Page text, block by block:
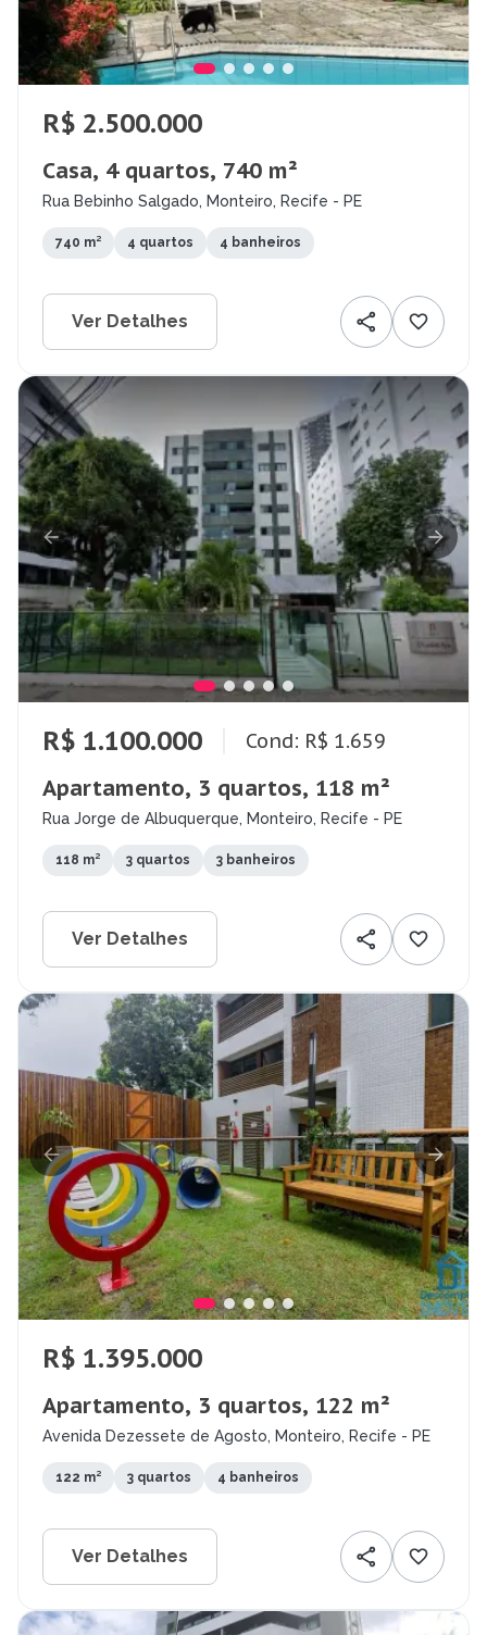
R$ 2.500.000
Casa, 4 quartos, 740 m²
Rua Bebinho Salgado, Monteiro, Recife - PE
740 m² 4 quartos 4 banheiros
Ver Detalhes
R$ 1.100.000 Cond: R$ 1.659
Apartamento, 3 quartos, 118 m²
Rua Jorge de Albuquerque, Monteiro, Recife - PE
118 m² 3 quartos 3 banheiros
Ver Detalhes
R$ 1.395.000
Apartamento, 3 quartos, 122 m²
Avenida Dezessete de Agosto, Monteiro, Recife - PE
122 m² 3 quartos 4 banheiros
Ver Detalhes